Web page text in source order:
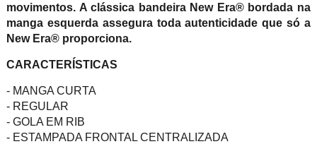
movimentos. A clássica bandeira New Era® bordada na
manga esquerda assegura toda autenticidade que só a
New Era® proporciona.
CARACTERÍSTICAS
- MANGA CURTA
- REGULAR
- GOLA EM RIB
- ESTAMPADA FRONTAL CENTRALIZADA